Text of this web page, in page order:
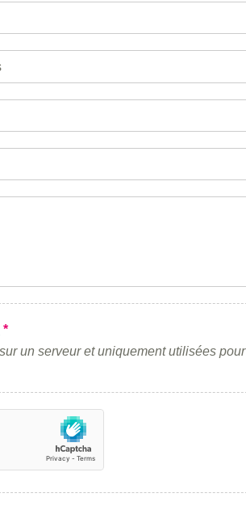
*
un serveur et uniquement utilisées pour